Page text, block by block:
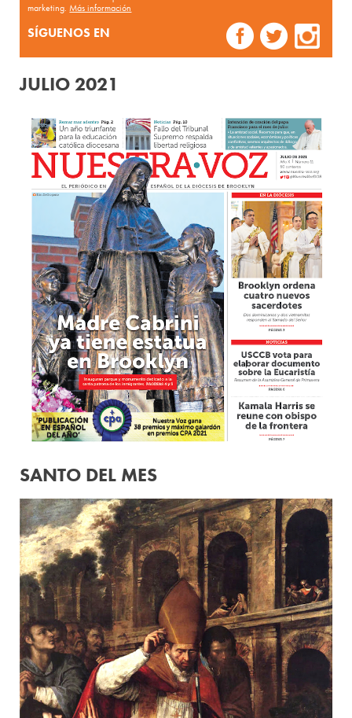
marketing.Más información
SÍGUENOS EN
JULIO 2021
SANTO DEL MES